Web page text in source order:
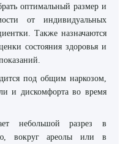
оптимальный размер и
от индивидуальных
Также назначаются
состояния здоровья и
под общим наркозом,
и дискомфорта во время
небольшой разрез в
вокруг ареолы или в